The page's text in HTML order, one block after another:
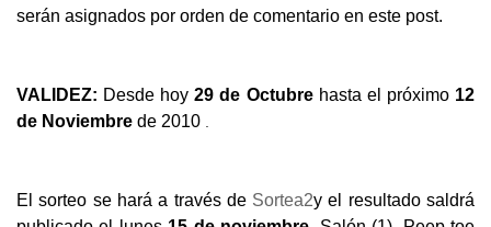
serán asignados por orden de comentario en este post.
VALIDEZ: Desde hoy29 de Octubrehasta el próximo 12
de Noviembre de 2010 .
El sorteo se hará a través de Sortea2y el resultado saldrá